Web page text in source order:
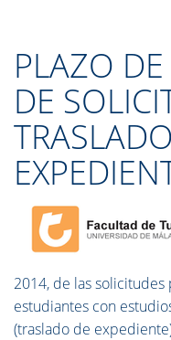
PLAZO
DE
2014, de las
estudiantes con
(traslado de